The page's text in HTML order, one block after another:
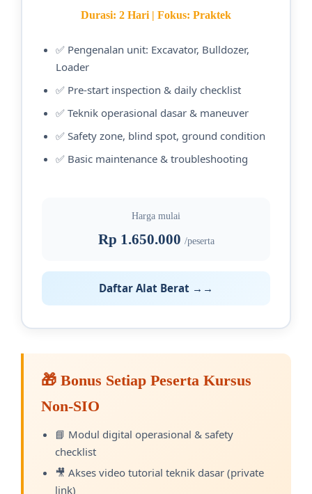
Durasi: 2 Hari | Fokus: Praktek
✅ Pengenalan unit: Excavator, Bulldozer,
Loader
✅ Pre-start inspection & daily checklist
✅ Teknik operasional dasar & maneuver
✅ Safety zone, blind spot, ground condition
✅ Basic maintenance & troubleshooting
Harga mulai
Rp 1.650.000 /peserta
Daftar Alat Berat →
🎁 Bonus Setiap Peserta Kursus
Non-SIO
📘 Modul digital operasional & safety
checklist
🎥 Akses video tutorial teknik dasar (private
link)